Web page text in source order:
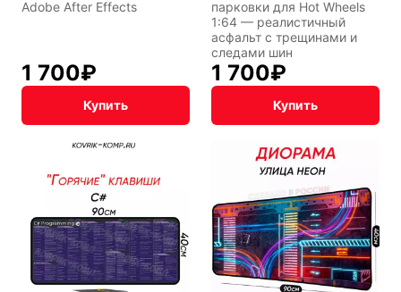
Adobe After Effects
1 700₽
Купить
парковки для Hot Wheels
1:64 — реалистичный
асфальт с трещинами и
следами шин
1 700₽
Купить